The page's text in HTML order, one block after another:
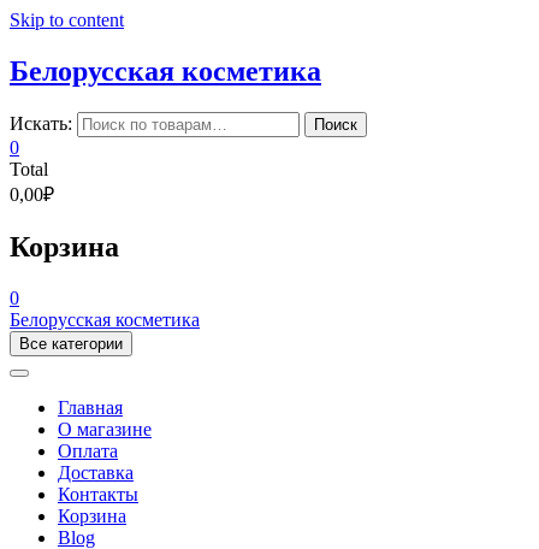
Skip to content
Белорусская косметика
Искать: Поиск
0
Total
0,00₽
Корзина
0
Белорусская косметика
Все категории
Главная
О магазине
Оплата
Доставка
Контакты
Корзина
Blog